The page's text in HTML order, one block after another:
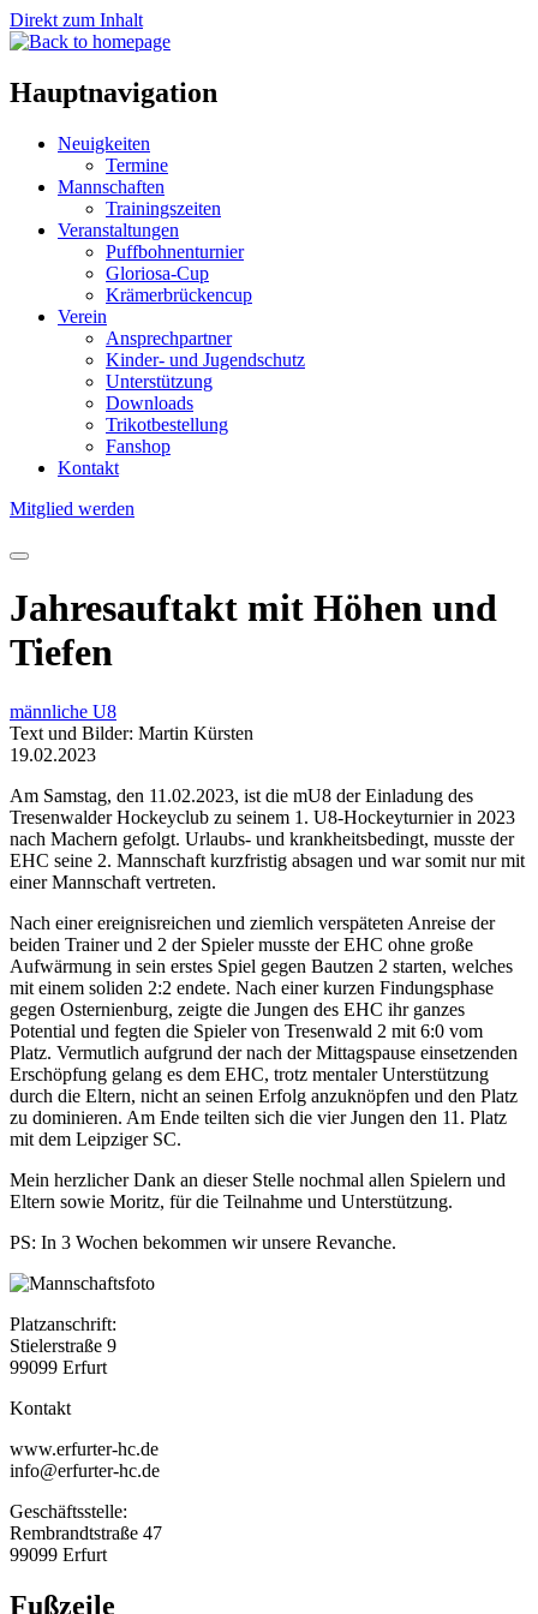
Direkt zum Inhalt
Hauptnavigation
Neuigkeiten
Termine
Mannschaften
Trainingszeiten
Veranstaltungen
Puffbohnenturnier
Gloriosa-Cup
Krämerbrückencup
Verein
Ansprechpartner
Kinder- und Jugendschutz
Unterstützung
Downloads
Trikotbestellung
Fanshop
Kontakt
Mitglied werden
Jahresauftakt mit Höhen und
Tiefen
männliche U8
Text und Bilder: Martin Kürsten
19.02.2023
Am Samstag, den 11.02.2023, ist die mU8 der Einladung des
Tresenwalder Hockeyclub zu seinem 1. U8-Hockeyturnier in 2023
nach Machern gefolgt. Urlaubs- und krankheitsbedingt, musste der
EHC seine 2. Mannschaft kurzfristig absagen und war somit nur mit
einer Mannschaft vertreten.
Nach einer ereignisreichen und ziemlich verspäteten Anreise der
beiden Trainer und 2 der Spieler musste der EHC ohne große
Aufwärmung in sein erstes Spiel gegen Bautzen 2 starten, welches
mit einem soliden 2:2 endete. Nach einer kurzen Findungsphase
gegen Osternienburg, zeigte die Jungen des EHC ihr ganzes
Potential und fegten die Spieler von Tresenwald 2 mit 6:0 vom
Platz. Vermutlich aufgrund der nach der Mittagspause einsetzenden
Erschöpfung gelang es dem EHC, trotz mentaler Unterstützung
durch die Eltern, nicht an seinen Erfolg anzuknöpfen und den Platz
zu dominieren. Am Ende teilten sich die vier Jungen den 11. Platz
mit dem Leipziger SC.
Mein herzlicher Dank an dieser Stelle nochmal allen Spielern und
Eltern sowie Moritz, für die Teilnahme und Unterstützung.
PS: In 3 Wochen bekommen wir unsere Revanche.
Platzanschrift:
Stielerstraße 9
99099 Erfurt
Kontakt
www.erfurter-hc.de
info@erfurter-hc.de
Geschäftsstelle:
Rembrandtstraße 47
99099 Erfurt
Fußzeile